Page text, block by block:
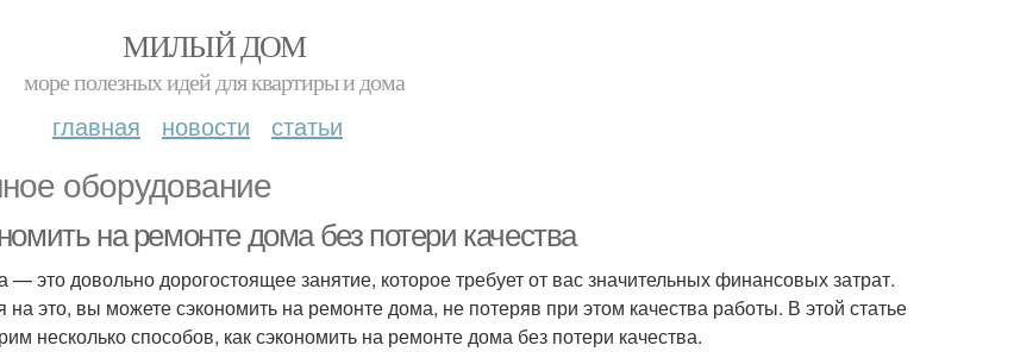
МИЛЫЙ ДОМ
море полезных идей для квартиры и дома
главная новости статьи
оборудование
на ремонте дома без потери качества
— это довольно дорогостоящее занятие, которое требует от вас значительных финансовых затрат.
на это, вы можете сэкономить на ремонте дома, не потеряв при этом качества работы. В этой статье
несколько способов, как сэкономить на ремонте дома без потери качества.